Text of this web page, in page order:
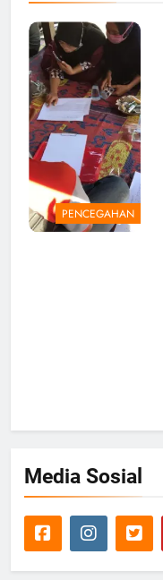
PENCEGAHAN
Media Sosial